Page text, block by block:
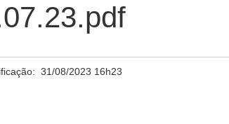
31/08/2023 16h23